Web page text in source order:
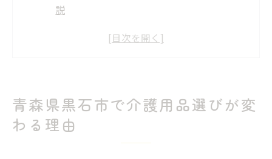
説
地域特性を踏まえた介護用品の選び方の工
福祉用具レンタルと介護用品導入のポイン
ト
介護用品選びで生活の質が向上する理由
青森県黒石市で介護用品選びが変
わる理由